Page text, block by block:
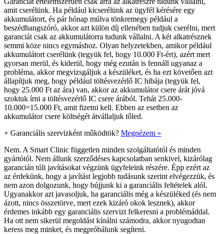
amit cserélünk. Ha például kicserélünk az ügyfél kérésére egy
akkumulátort, és pár hónap múlva tönkremegy például a
beszédhangszóró, akkor azt külön díj ellenében tudjuk cserélni, mert
garanciát csak az akkumulátorra tudunk vállalni. A két alkatrésznek
semmi köze nincs egymáshoz. Olyan helyzetekben, amikor például
akkumulátort cserélünk (tegyük fel, hogy 10.000 Ft-ért), azért mert
gyorsan merül, és kiderül, hogy még ezután is fennáll ugyanaz a
probléma, akkor megvizsgáljuk a készüléket, és ha ezt követően azt
állapítjuk meg, hogy például töltésvezérlő IC hibája (tegyük fel,
hogy 25.000 Ft az ára) van, akkor az akkumulátor csere árát jóvá
szoktuk írni a töltésvezérlő IC csere árából. Tehát 25.000-
10.000=15.000 Ft, amit fizetni kell. Ebben az esetben az
akkumulátor csere költségét átvállaljuk tőled.
+ Garanciális szervizként működtök? Megnézem »
Nem. A Smart Clinic független minden szolgáltatótól és minden
gyártótól. Nem állunk szerződéses kapcsolatban senkivel, kizárólag
garancián túli javításokat végzünk ügyfeleink részére. Épp ezért az
az érdekünk, hogy a javítást legjobb tudásunk szerint elvégezzük, és
nem azon dolgozunk, hogy bújjunk ki a garanciális feltételek alól.
Ugyanakkor azt javasoljuk, ha garanciális még a készüléked (és nem
ázott, nincs összetörve, mert ezek kizáró okok lesznek), akkor
érdemes inkább egy garanciális szervizt felkeresni a problémáddal.
Ha ott nem sikerül megoldást kínálni számodra, akkor nyugodtan
keress meg minket, és megpróbálunk segíteni.